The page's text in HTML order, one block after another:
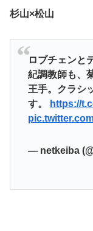
杉山×松山
ロブチェンと
紀調教師も、
王手。クラシ
す。
https://
— netkeiba